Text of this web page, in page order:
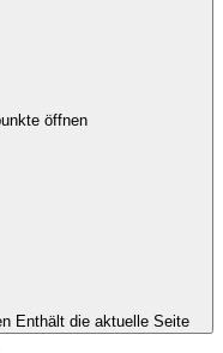
öffnen
Enthält die aktuelle Seite